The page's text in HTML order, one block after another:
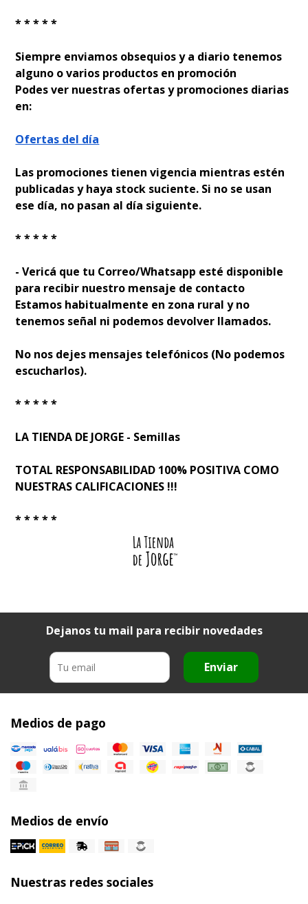
* * * * *
Siempre enviamos obsequios y a diario tenemos
alguno o varios productos en promoción
Podes ver nuestras ofertas y promociones diarias
en:
Ofertas del día
Las promociones tienen vigencia mientras estén
publicadas y haya stock suficiente. Si no se usan
ese día, no pasan al día siguiente.
* * * * *
- Verificá que tu Correo/Whatsapp esté disponible
para recibir nuestro mensaje de contacto
Estamos habitualmente en zona rural y no
tenemos señal ni podemos devolver llamados.
No nos dejes mensajes telefónicos (No podemos
escucharlos).
* * * * *
LA TIENDA DE JORGE - Semillas
TOTAL RESPONSABILIDAD 100% POSITIVA COMO
NUESTRAS CALIFICACIONES !!!
* * * * *
Dejanos tu mail para recibir novedades
Enviar
Medios de pago
Medios de envío
Nuestras redes sociales